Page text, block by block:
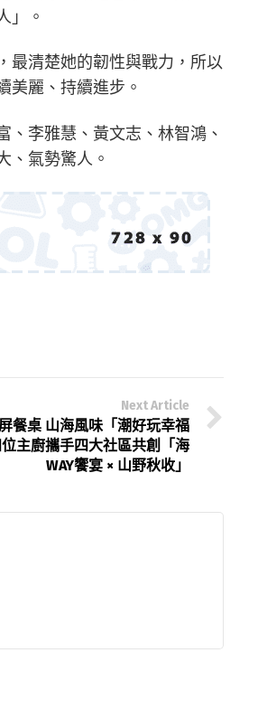
」。
最清楚她的韌性與戰力，所以
美麗、持續進步。
李雅慧、黃文志、林智鴻、
、氣勢驚人。
Next Article
餐桌 山海風味「潮好玩幸福
主廚攜手四大社區共創「海
WAY饗宴 × 山野秋收」